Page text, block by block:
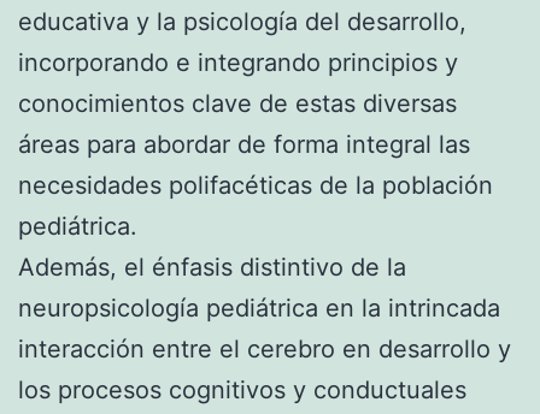
educativa y la psicología del desarrollo,
incorporando e integrando principios y
conocimientos clave de estas diversas
áreas para abordar de forma integral las
necesidades polifacéticas de la población
pediátrica.
Además, el énfasis distintivo de la
neuropsicología pediátrica en la intrincada
interacción entre el cerebro en desarrollo y
los procesos cognitivos y conductuales